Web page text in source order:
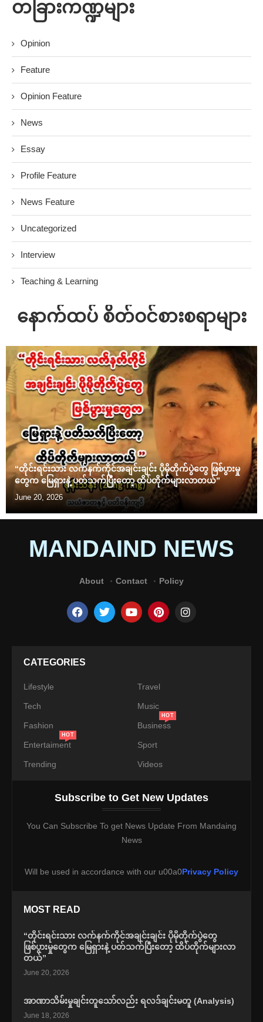
တခြားကဏ္ဍများ
Opinion
Feature
Opinion Feature
News
Essay
Profile Feature
News Feature
Uncategorized
Interview
Teaching & Learning
နောက်ထပ် စိတ်ဝင်စားစရာများ
“တိုင်းရင်းသား လက်နက်ကိုင်အချင်းချင်း ပိုမိုတိုက်ပွဲတွေ ဖြစ်ပွားမှု
တွေက မြေရှားနဲ့ ပတ်သက်ပြီးတော့ ထိပ်တိုက်များလာတယ်”
June 20, 2026
About Contact Policy
MANDAIND NEWS
CATEGORIES
Lifestyle Travel
Tech Music
Fashion Business
HOT
Entertaiment
HOT
Sport
Trending Videos
Subscribe to Get New Updates
You Can Subscribe To get News Update From Mandaing
News
Will be used in accordance with our u00a0Privacy Policy
MOST READ
“တိုင်းရင်းသား လက်နက်ကိုင်အချင်းချင်း ပိုမိုတိုက်ပွဲတွေ
ဖြစ်ပွားမှုတွေက မြေရှားနဲ့ ပတ်သက်ပြီးတော့ ထိပ်တိုက်များလာ
တယ်”
June 20, 2026
အာဏာသိမ်းမှုချင်းတူသော်လည်း ရလဒ်ချင်းမတူ (Analysis)
June 18, 2026